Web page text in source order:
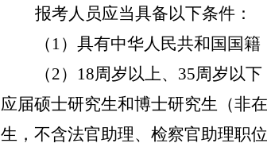
报考人员应当具备以下条件：
（ 1）具有中华人民共和国国籍
（2）18周岁以上、35周岁以
应届硕士研究生和博士研究生（非在
生，不含法官助理、检察官助理职